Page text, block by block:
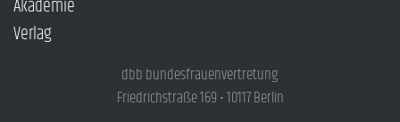
Akademie
Verlag
dbb bundesfrauenvertretung
Friedrichstraße 169 • 10117 Berlin